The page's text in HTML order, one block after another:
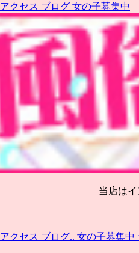
アクセス ブログ 女の子募集中
当店は
アクセス ブログ.. 女の子募集中